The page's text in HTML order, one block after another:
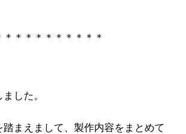
＊＊＊＊＊＊＊＊＊＊
した。
踏まえまして、製作内容をまとめて